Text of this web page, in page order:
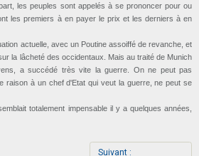
les peuples sont appelés à se prononcer pour ou
les premiers à en payer le prix et les derniers à en
actuelle, avec un Poutine assoiffé de revanche, et
la lâcheté des occidentaux. Mais au traité de Munich
a succédé très vite la guerre. On ne peut pas
raison à un chef d'Etat qui veut la guerre, ne peut se
totalement impensable il y a quelques années,
Suivant :